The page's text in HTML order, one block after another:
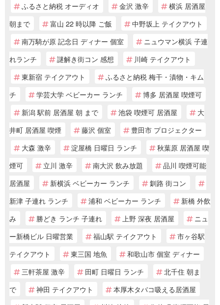
ふるさと納税 オーディオ 金沢 激辛
横浜 居酒屋
朝まで
富山 22 時以降 ご飯
中野坂上 テイクアウト
南万騎が原 記念日 ディナー 個室
ニュウマン横浜 子連
れランチ
謎解き街コン 感想
川崎 テイクアウト
東新宿 テイクアウト
ふるさと納税 梅干・漬物・キム
チ
学芸大学 ベビーカー ランチ
博多 居酒屋 喫煙可
新潟 駅前 居酒屋 朝 まで
池袋 喫煙可 居酒屋
大
井町 居酒屋 喫煙
藤沢 個室
豊田市 プロジェクター
大森 激辛
淀屋橋 日曜日 ランチ
秋葉原 居酒屋 喫
煙可
立川 激辛 南大沢 飲み放題
品川 喫煙可能
居酒屋
新横浜 ベビーカー ランチ
釧路 街コン
新津 子連れ ランチ
浦和 ベビーカー ランチ
新橋 外飲
み
勝どき ランチ 子連れ 上野 深夜 居酒屋
ニュ
ー新橋ビル 日曜営業
福山駅 テイクアウト
市ヶ谷駅
テイクアウト
東三国 地魚
和歌山市 個室 ディナー
三軒茶屋 激辛
田町 日曜日 ランチ
北千住 朝ま
で
神田 テイクアウト
本厚木タバコ吸える居酒屋